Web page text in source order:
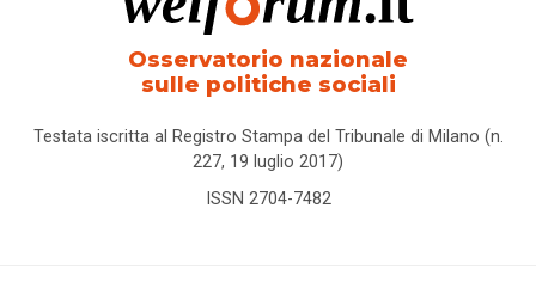
Osservatorio nazionale
sulle politiche sociali
Testata iscritta al Registro Stampa del Tribunale di Milano (n.
227, 19 luglio 2017)
ISSN 2704-7482